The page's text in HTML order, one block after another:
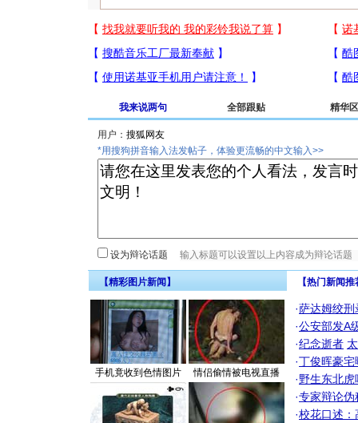
我来说两句 全部跟贴 精华区
用户：
*用搜狗拼音输入法发帖子，体验更流畅的中文输入>>
设为辩论话题
【精彩图片新闻】
手机竟收到色情图片 情侣偷情被电视直播
【热门新闻
·萨达姆绞刑
·公安部发A
·纪念逝者
·丁俊晖豪
·野生东北
·专家辩论伪
·校花口述：